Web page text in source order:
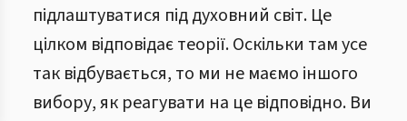
підлаштуватися під духовний світ. Це
цілком відповідає теорії. Оскільки там усе
так відбувається, то ми не маємо іншого
вибору, як реагувати на це відповідно. Ви